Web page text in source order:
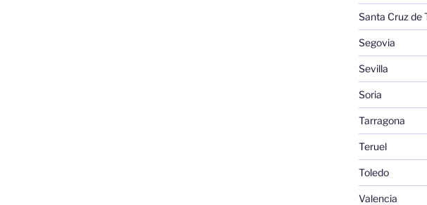
Santa Cruz de
Segovia
Sevilla
Soria
Tarragona
Teruel
Toledo
Valencia